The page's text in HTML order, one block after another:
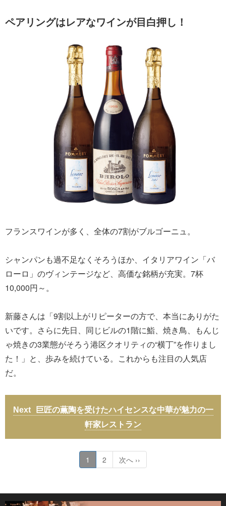
ペアリングはレアなワインが目白押し！
フランスワインが多く、全体の7割がブルゴーニュ。
シャンパンも過不足なくそろうほか、イタリアワイン「バ
ローロ」のヴィンテージなど、高価な銘柄が充実。7杯
10,000円～。
新藤さんは「9割以上がリピーターの方で、本当にありがた
いです。さらに先日、同じビルの1階に鮨、焼き鳥、もんじ
ゃ焼きの3業態がそろう港区クオリティの“横丁”を作りまし
た！」と、歩みを続けている。これからも注目の人気店
だ。
巨匠の薫陶を受けたハイセンスな中華が魅力の一
軒家レストラン
1 2 次へ ››